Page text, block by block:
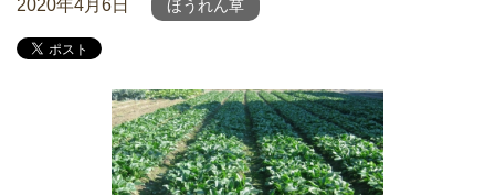
2020年4月6日 ほうれん草